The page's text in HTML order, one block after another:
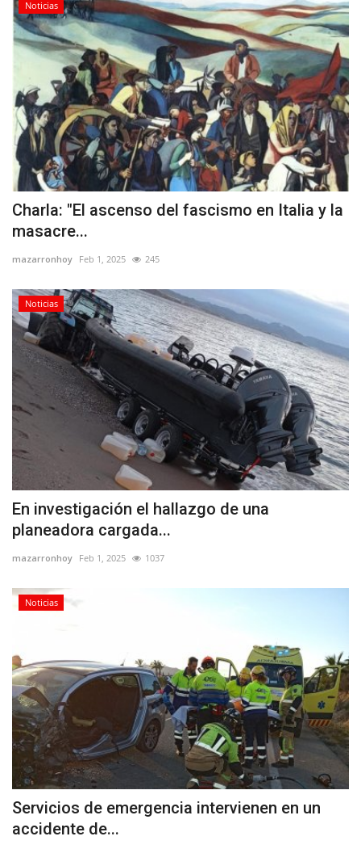
Noticias
Charla: "El ascenso del fascismo en Italia y la
masacre...
mazarronhoy Feb 1, 2025 245
Noticias
En investigación el hallazgo de una
planeadora cargada...
mazarronhoy Feb 1, 2025 1037
Noticias
Servicios de emergencia intervienen en un
accidente de...